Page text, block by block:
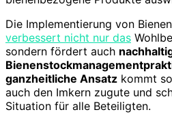
Die Implementierung von
verbessert nicht nur das
sondern fördert auch
ganzheitliche Ansatz kommt
auch den Imkern zugute und
Situation für alle Beteiligten.